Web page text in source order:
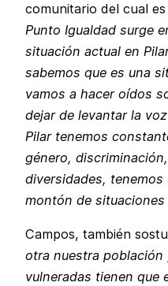
comunitario del cual
Punto Igualdad surge
situación actual en
sabemos que es una
vamos a hacer oídos
dejar de levantar la
Pilar tenemos
género,
diversidades,
montón de situaciones
Campos, también
otra nuestra
vulneradas tienen que